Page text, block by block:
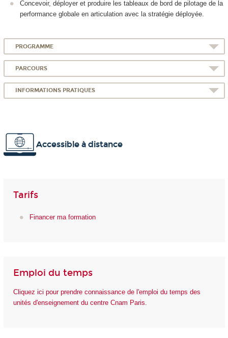
Concevoir, déployer et produire les tableaux de bord de pilotage de la
performance globale en articulation avec la stratégie déployée.
PROGRAMME
PARCOURS
INFORMATIONS PRATIQUES
Accessible à distance
Tarifs
Financer ma formation
Emploi du temps
Cliquez ici pour prendre connaissance de l'emploi du temps des
unités d'enseignement du centre Cnam Paris.